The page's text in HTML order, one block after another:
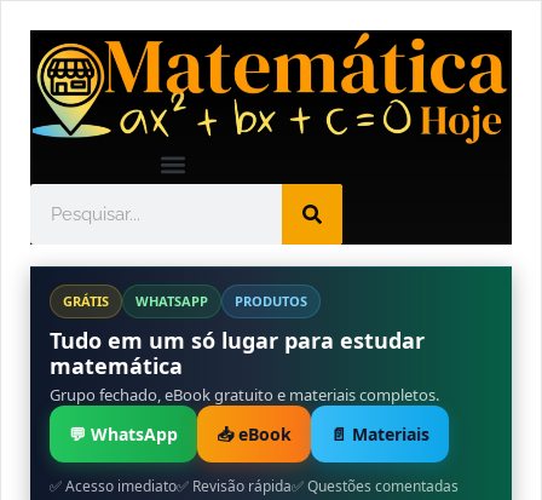
GRÁTIS WHATSAPP PRODUTOS
Tudo em um só lugar para estudar
matemática
Grupo fechado, eBook gratuito e materiais completos.
💬 WhatsApp 📥 eBook 📄 Materiais
✅ Acesso imediato✅ Revisão rápida✅ Questões comentadas